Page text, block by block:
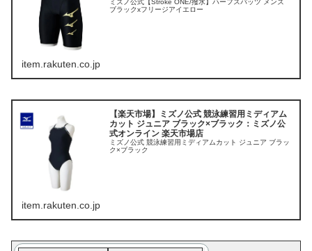
ミズノ公式【Stroke ONE/撥水】ハーフスパッツ メンズ
ブラックxフリージアイエロー
item.rakuten.co.jp
【楽天市場】ミズノ公式 競泳練習用ミディアム
カット ジュニア ブラック×ブラック：ミズノ公
式オンライン 楽天市場店
ミズノ公式 競泳練習用ミディアムカット ジュニア ブラッ
ク×ブラック
item.rakuten.co.jp